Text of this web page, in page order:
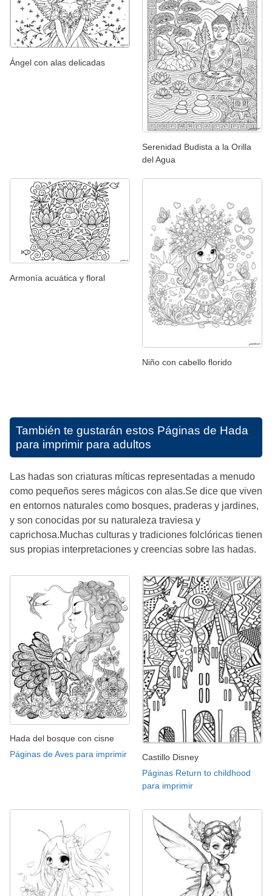
Ángel con alas delicadas
Serenidad Budista a la Orilla
del Agua
Armonía acuática y floral
Niño con cabello florido
También te gustarán estos Páginas de Hada
para imprimir para adultos
Las hadas son criaturas míticas representadas a menudo
como pequeños seres mágicos con alas.Se dice que viven
en entornos naturales como bosques, praderas y jardines,
y son conocidas por su naturaleza traviesa y
caprichosa.Muchas culturas y tradiciones folclóricas tienen
sus propias interpretaciones y creencias sobre las hadas.
Hada del bosque con cisne
Páginas de Aves para imprimir
Castillo Disney
Páginas Return to childhood
para imprimir